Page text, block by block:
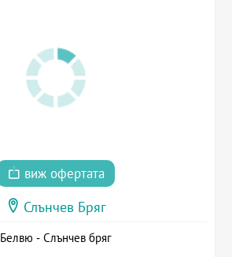
виж офертата
Слънчев Бряг
Белвю - Слънчев бряг